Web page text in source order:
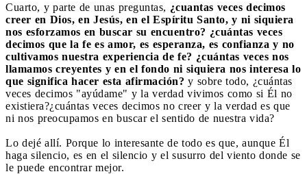
Cuarto, y parte de unas preguntas, ¿cuantas veces decimos
creer en Dios, en Jesús, en el Espíritu Santo, y ni siquiera
nos esforzamos en buscar su encuentro? ¿cuántas veces
decimos que la fe es amor, es esperanza, es confianza y no
cultivamos nuestra experiencia de fe? ¿cuántas veces nos
llamamos creyentes y en el fondo ni siquiera nos interesa lo
que significa hacer esta afirmación? y sobre todo, ¿cuántas
veces decimos "ayúdame" y la verdad vivimos como si Él no
existiera?¿cuántas veces decimos no creer y la verdad es que
ni nos preocupamos en buscar el sentido de nuestra vida?
Lo dejé allí. Porque lo interesante de todo es que, aunque Él
haga silencio, es en el silencio y el susurro del viento donde se
le puede encontrar mejor.